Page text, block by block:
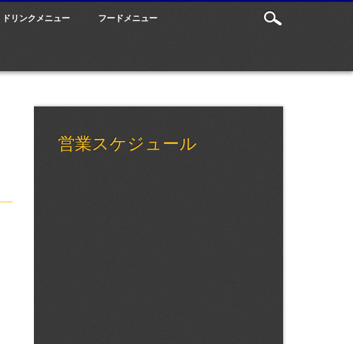
ドリンクメニュー フードメニュー
営業スケジュール